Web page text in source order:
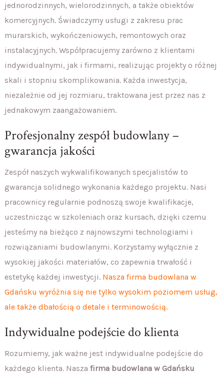
jednorodzinnych, wielorodzinnych, a także obiektów
komercyjnych. Świadczymy usługi z zakresu prac
murarskich, wykończeniowych, remontowych oraz
instalacyjnych. Współpracujemy zarówno z klientami
indywidualnymi, jak i firmami, realizując projekty o różnej
skali i stopniu skomplikowania. Każda inwestycja,
niezależnie od jej rozmiaru, traktowana jest przez nas z
jednakowym zaangażowaniem.
Profesjonalny zespół budowlany –
gwarancja jakości
Zespół naszych wykwalifikowanych specjalistów to
gwarancja solidnego wykonania każdego projektu. Nasi
pracownicy regularnie podnoszą swoje kwalifikacje,
uczestnicząc w szkoleniach oraz kursach, dzięki czemu
jesteśmy na bieżąco z najnowszymi technologiami i
rozwiązaniami budowlanymi. Korzystamy wyłącznie z
wysokiej jakości materiałów, co zapewnia trwałość i
estetykę każdej inwestycji. Nasza firma budowlana w
Gdańsku wyróżnia się nie tylko wysokim poziomem usług,
ale także dbałością o detale i terminowością.
Indywidualne podejście do klienta
Rozumiemy, jak ważne jest indywidualne podejście do
każdego klienta. Nasza firma budowlana w Gdańsku